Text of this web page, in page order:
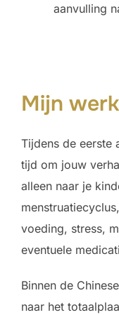
aanvulling
Mijn
Tijdens de eerste
tijd om jouw
alleen naar je
voeding, stress,
eventuele
Binnen de
naar het